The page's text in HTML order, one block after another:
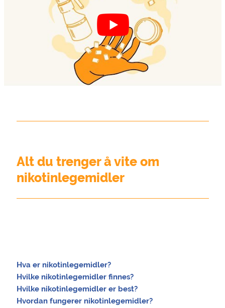
Alt du trenger å vite om
nikotinlegemidler
Hva er nikotinlegemidler?
Hvilke nikotinlegemidler finnes?
Hvilke nikotinlegemidler er best?
Hvordan fungerer nikotinlegemidler?